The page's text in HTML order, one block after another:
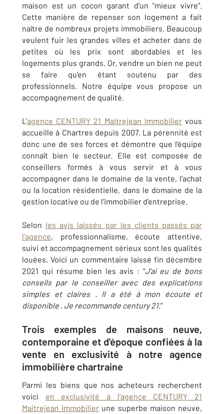
maison est un cocon garant d'un "mieux vivre".
Cette manière de repenser son logement a fait
naître de nombreux projets immobiliers. Beaucoup
veulent fuir les grandes villes et acheter dans de
petites où les prix sont abordables et les
logements plus grands. Or, vendre un bien ne peut
se faire qu'en étant soutenu par des
professionnels. Notre équipe vous propose un
accompagnement de qualité.
L'agence CENTURY 21 Maitrejean Immobiliervous
accueille à Chartres depuis 2007. La pérennité est
donc une de ses forces et démontre que l'équipe
connaît bien le secteur. Elle est composée de
conseillers formés à vous servir et à vous
accompagner dans le domaine de la vente, l'achat
ou la location résidentielle, dans le domaine de la
gestion locative ou de l'immobilier d'entreprise.
Selon les avis laissés par les clients passés par
l'agence, professionnalisme, écoute attentive,
suivi et accompagnement sérieux sont les qualités
louées. Voici un commentaire laissé fin décembre
2021 qui résume bien les avis : "J'ai eu de bons
conseils par le conseiller avec des explications
simples et claires . Il a été à mon écoute et
disponible . Je recommande century 21."
Trois exemples de maisons neuve,
contemporaine et d'époque confiées à la
vente en exclusivité à notre agence
immobilière chartraine
Parmi les biens que nos acheteurs recherchent
voici en exclusivité à l'agence CENTURY 21
Maitrejean Immobilier une superbe maison neuve,